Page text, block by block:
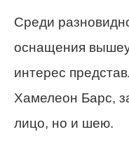
Среди
оснащения
интерес
Хамелеон Барс,
лицо, но и шею.